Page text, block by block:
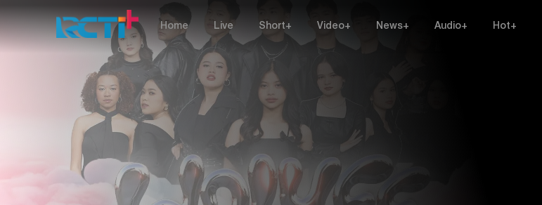
Home Live Short+ Video+ News+ Audio+ Hot+